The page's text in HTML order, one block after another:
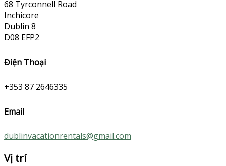
68 Tyrconnell Road
Inchicore
Dublin 8
D08 EFP2
Điện Thoại
+353 87 2646335
Email
dublinvacationrentals@gmail.com
Vị trí